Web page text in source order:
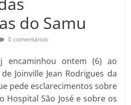
do Samu
0 comentários
encaminhou ontem (6) ao
Joinville Jean Rodrigues da
pede esclarecimentos sobre
Hospital São José e sobre os